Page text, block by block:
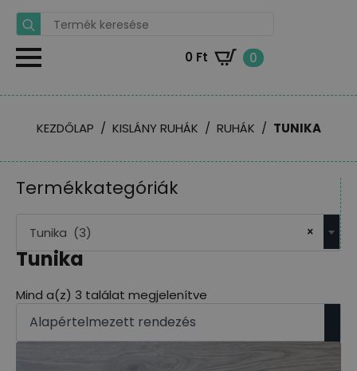
Search
for:
0 Ft 0
KEZDŐLAP KISLÁNY RUHÁK RUHÁK TUNIKA
Termékkategóriák
×
Tunika (3)
Tunika
Mind a(z) 3 találat megjelenítve